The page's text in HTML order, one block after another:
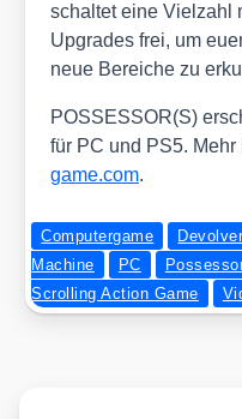
schal­tet eine Viel­zahl
Upgrades frei, um
neue Berei­che zu
POSSESSOR(S)
für PC und PS5.
ga​me​.com.
Computergame
Machine
PC
Scrolling Action Game